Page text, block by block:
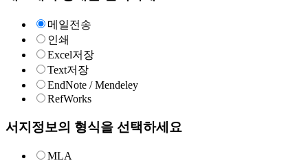
메일전송
인쇄
Excel저장
Text저장
EndNote / Mendeley
RefWorks
서지정보의 형식을 선택하세요
MLA